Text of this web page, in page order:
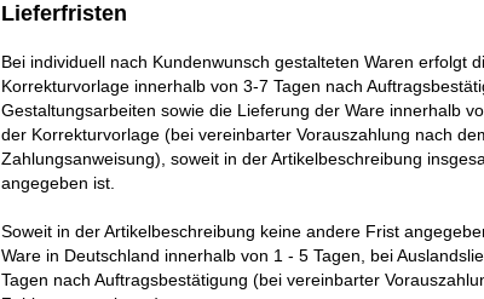
Lieferfristen
Bei individuell nach Kundenwunsch gestalteten Waren erfolgt
Korrekturvorlage innerhalb von 3-7 Tagen nach
Gestaltungsarbeiten sowie die Lieferung der Ware innerhalb
der Korrekturvorlage (bei vereinbarter Vorauszahlung nach
Zahlungsanweisung), soweit in der Artikelbeschreibung
angegeben ist.
Soweit in der Artikelbeschreibung keine andere Frist
Ware in Deutschland innerhalb von 1 - 5 Tagen,
bei
Tagen nach Auftragsbestätigung (bei vereinbarter